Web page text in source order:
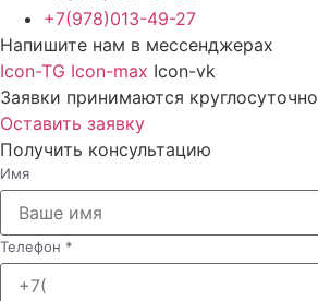
+7(978)013-49-27
Напишите нам в мессенджерах
Icon-TG Icon-max Icon-vk
Заявки принимаются круглосуточно
Оставить заявку
Получить консультацию
Имя
Телефон *